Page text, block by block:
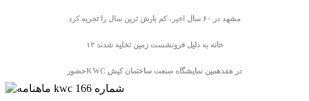
مشهد در ۶۰ سال اخیر، کم بارش ترین سال را تجربه کرد
۱۲ خانه به دلیل فرونشست زمین تخلیه شدند
حضورKWC در هفدهمین نمایشگاه صنعت ساختمان کیش